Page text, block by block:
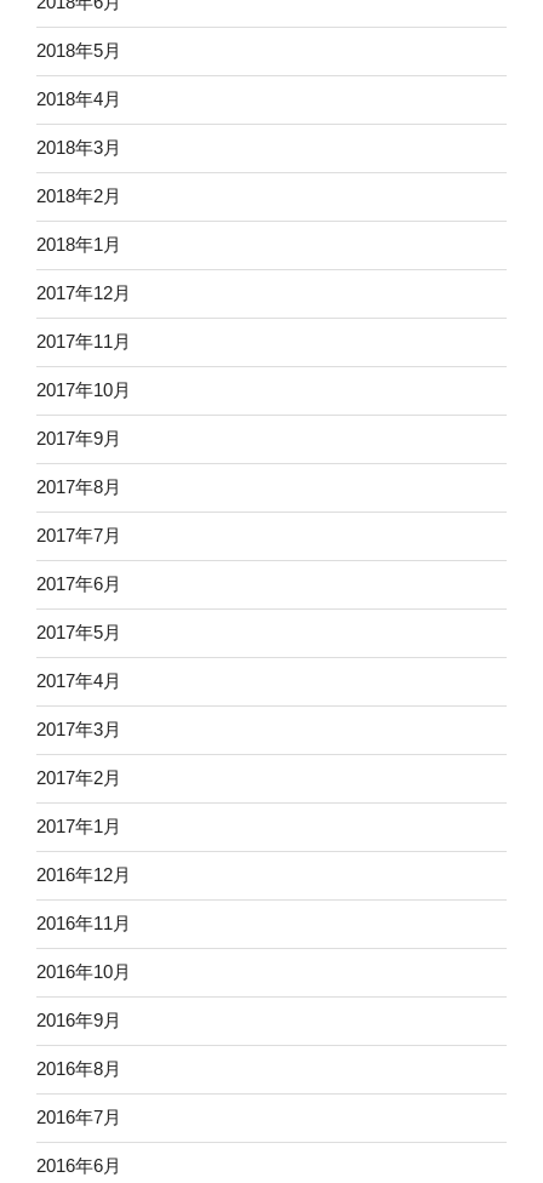
2018年5月
2018年4月
2018年3月
2018年2月
2018年1月
2017年12月
2017年11月
2017年10月
2017年9月
2017年8月
2017年7月
2017年6月
2017年5月
2017年4月
2017年3月
2017年2月
2017年1月
2016年12月
2016年11月
2016年10月
2016年9月
2016年8月
2016年7月
2016年6月